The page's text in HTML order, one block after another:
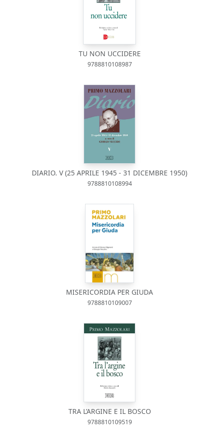
TU NON UCCIDERE
9788810108987
DIARIO. V (25 APRILE 1945 - 31 DICEMBRE 1950)
9788810108994
MISERICORDIA PER GIUDA
9788810109007
TRA L’ARGINE E IL BOSCO
9788810109519